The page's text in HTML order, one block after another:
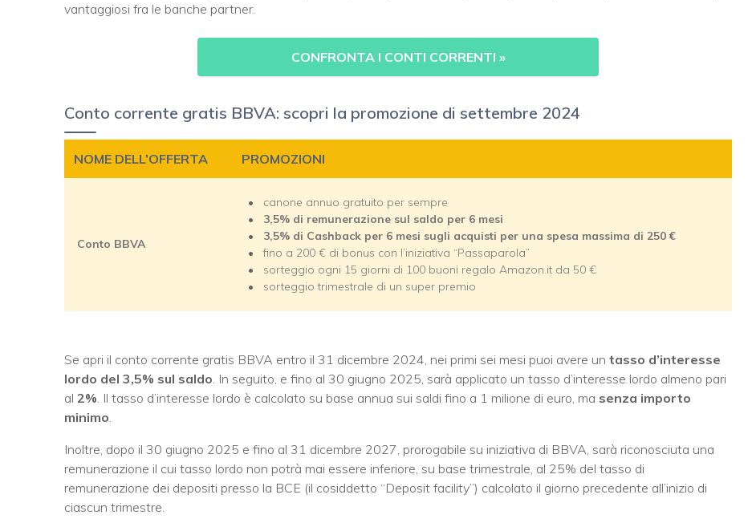
vantaggiosi fra le banche partner.
CONFRONTA I CONTI CORRENTI »
Conto corrente gratis BBVA: scopri la promozione di settembre 2024
NOME DELL’OFFERTA PROMOZIONI
Conto BBVA
canone annuo gratuito per sempre
3,5% di remunerazione sul saldo per 6 mesi
3,5% di Cashback per 6 mesi sugli acquisti per una spesa massima di 250 €
fino a 200 € di bonus con l’iniziativa “Passaparola”
sorteggio ogni 15 giorni di 100 buoni regalo Amazon.it da 50 €
sorteggio trimestrale di un super premio
Se apri il conto corrente gratis BBVA entro il 31 dicembre 2024, nei primi sei mesi puoi avere un tasso d’interesse
lordo del 3,5% sul saldo . In seguito, e fino al 30 giugno 2025, sarà applicato un tasso d’interesse lordo almeno pari
al 2% . Il tasso d’interesse lordo è calcolato su base annua sui saldi fino a 1 milione di euro, ma senza importo
minimo
Inoltre, dopo il 30 giugno 2025 e fino al 31 dicembre 2027, prorogabile su iniziativa di BBVA, sarà riconosciuta una
remunerazione il cui tasso lordo non potrà mai essere inferiore, su base trimestrale, al 25% del tasso di
remunerazione dei depositi presso la BCE (il cosiddetto “Deposit facility”) calcolato il giorno precedente all’inizio di
ciascun trimestre.